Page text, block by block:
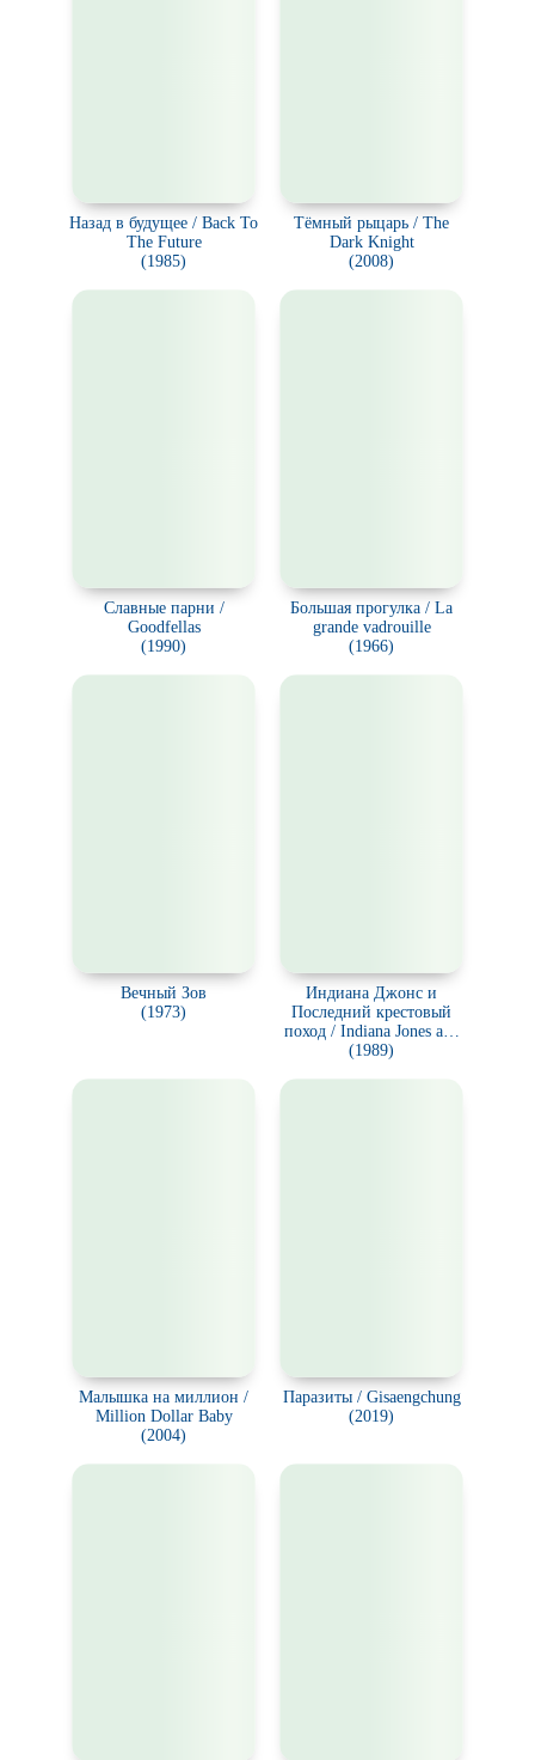
Назад в будущее / Back To
The Future
(1985)
Тёмный рыцарь / The
Dark Knight
(2008)
Славные парни /
Goodfellas
(1990)
Большая прогулка / La
grande vadrouille
(1966)
Вечный Зов
(1973)
Индиана Джонс и
Последний крестовый
поход / Indiana Jones and
the Last Crusade
(1989)
Малышка на миллион /
Million Dollar Baby
(2004)
Паразиты / Gisaengchung
(2019)